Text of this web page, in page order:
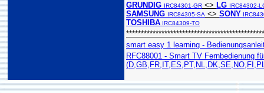
GRUNDIG IRC84301-GR <> LG IRC84302-
SAMSUNG IRC84305-SA <> SONY
TOSHIBA IRC84309-TO
smart easy 1 learning -
RFC88001 - Smart TV Fernbedienung